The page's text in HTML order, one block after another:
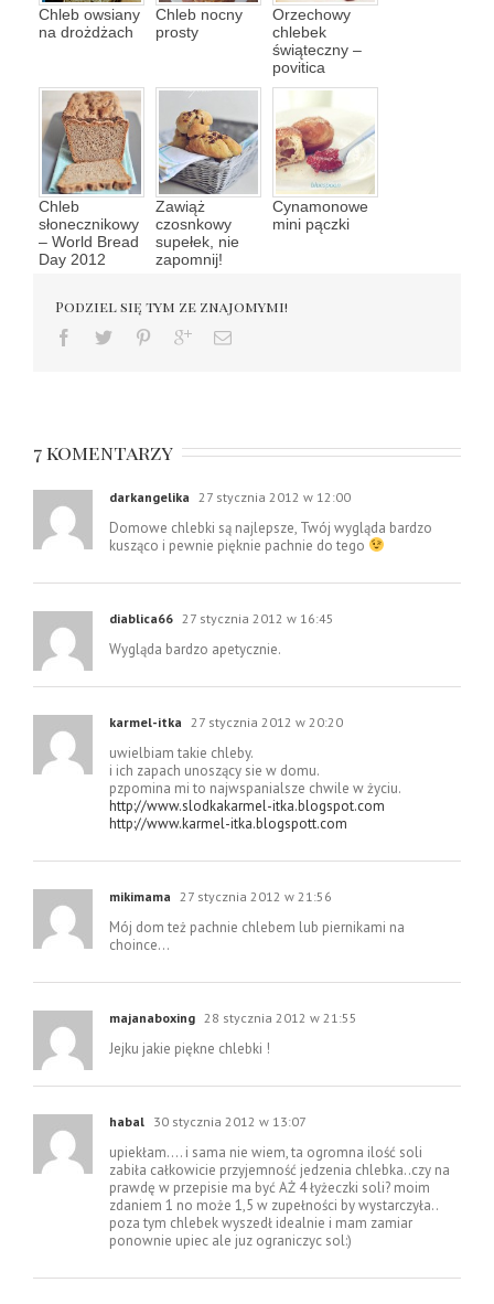
Chleb owsiany
na drożdżach
Chleb nocny
prosty
Orzechowy
chlebek
świąteczny –
povitica
Chleb
słonecznikowy
– World Bread
Day 2012
Zawiąż
czosnkowy
supełek, nie
zapomnij!
Cynamonowe
mini pączki
Podziel się tym ze znajomymi!
7 komentarzy
darkangelika 27 stycznia 2012 w 12:00
Domowe chlebki są najlepsze, Twój wygląda bardzo
kusząco i pewnie pięknie pachnie do tego
diablica66 27 stycznia 2012 w 16:45
Wygląda bardzo apetycznie.
karmel-itka 27 stycznia 2012 w 20:20
uwielbiam takie chleby.
i ich zapach unoszący sie w domu.
pzpomina mi to najwspanialsze chwile w życiu.
http://www.slodkakarmel-itka.blogspot.com
http://www.karmel-itka.blogspott.com
mikimama 27 stycznia 2012 w 21:56
Mój dom też pachnie chlebem lub piernikami na
choince…
majanaboxing 28 stycznia 2012 w 21:55
Jejku jakie piękne chlebki !
habal 30 stycznia 2012 w 13:07
upiekłam…. i sama nie wiem, ta ogromna ilość soli
zabiła całkowicie przyjemność jedzenia chlebka..czy na
prawdę w przepisie ma być AŻ 4 łyżeczki soli? moim
zdaniem 1 no może 1,5 w zupełności by wystarczyła..
poza tym chlebek wyszedł idealnie i mam zamiar
ponownie upiec ale juz ograniczyc sol:)